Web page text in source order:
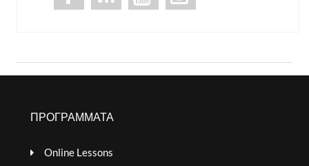
ΠΡΟΓΡΑΜΜΑΤΑ
Online Lessons